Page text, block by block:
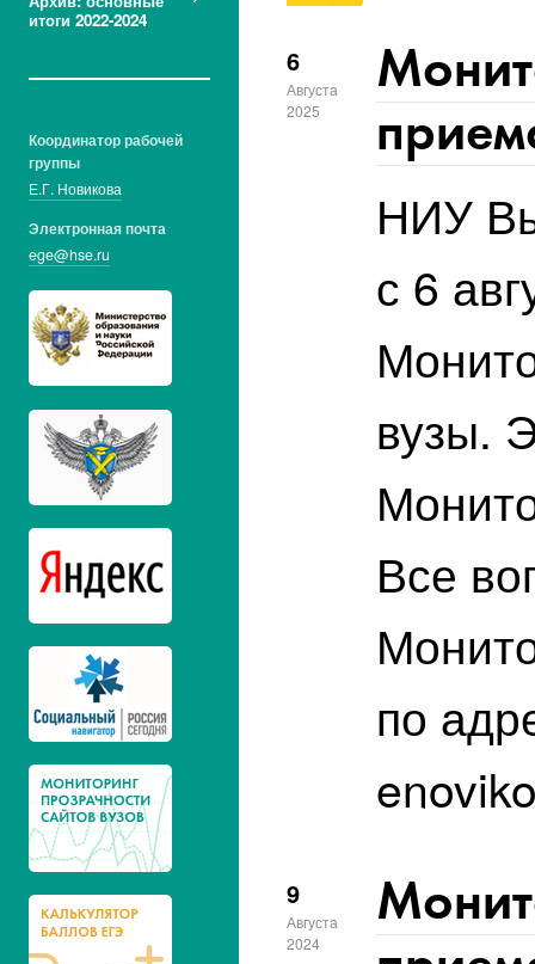
итоги 2022-2024
Координатор рабочей
группы
Е.Г. Новикова
Электронная почта
ege@hse.ru
6
Августа
2025
НИУ
с 6
вузы.
Все
по
9
Августа
2024